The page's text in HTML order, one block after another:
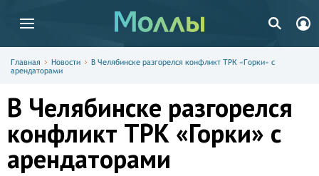
Главная Новости
В Челябинске разгорелся конфликт ТРК «Горки» с
арендаторами
В Челябинске разгорелся
конфликт ТРК «Горки» с
арендаторами